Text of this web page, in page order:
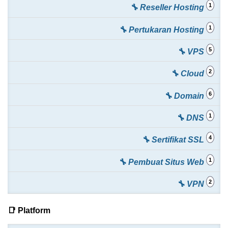
🔧 Reseller Hosting 1
🔧 Pertukaran Hosting 1
🔧 VPS 5
🔧 Cloud 2
🔧 Domain 6
🔧 DNS 1
🔧 Sertifikat SSL 4
🔧 Pembuat Situs Web 1
🔧 VPN 2
📑 Platform